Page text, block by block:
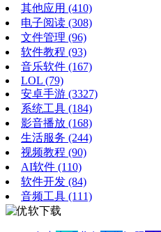
其他应用 (410)
电子阅读 (308)
文件管理 (96)
软件教程 (93)
音乐软件 (167)
LOL (79)
安卓手游 (3327)
系统工具 (184)
影音播放 (168)
生活服务 (244)
视频教程 (90)
AI软件 (110)
软件开发 (84)
音频工具 (111)